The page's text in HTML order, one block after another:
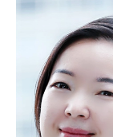
南方基金